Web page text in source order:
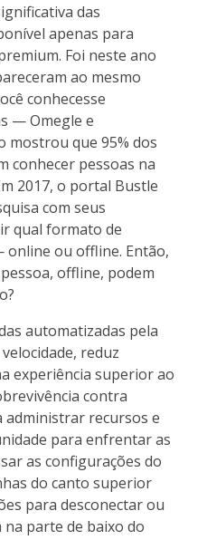
das
apenas para
Foi neste ano
ao mesmo
conhecesse
— Omegle e
mostrou que 95% dos
conhecer pessoas na
2017, o portal Bustle
com seus
qual formato de
ou offline. Então,
offline, podem
automatizadas pela
reduz
experiência superior ao
contra
administrar recursos e
para enfrentar as
as configurações do
do canto superior
para desconectar ou
na parte de baixo do